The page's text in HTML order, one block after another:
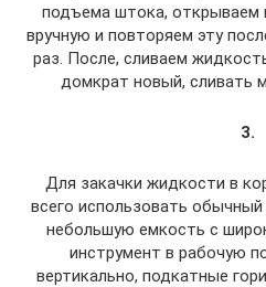
подъема штока, открываем
вручную и повторяем эту
раз. После, сливаем
домкрат новый, сливать
3.
Для закачки жидкости в
всего использовать
небольшую емкость с
инструмент в рабочую
вертикально, подкатные